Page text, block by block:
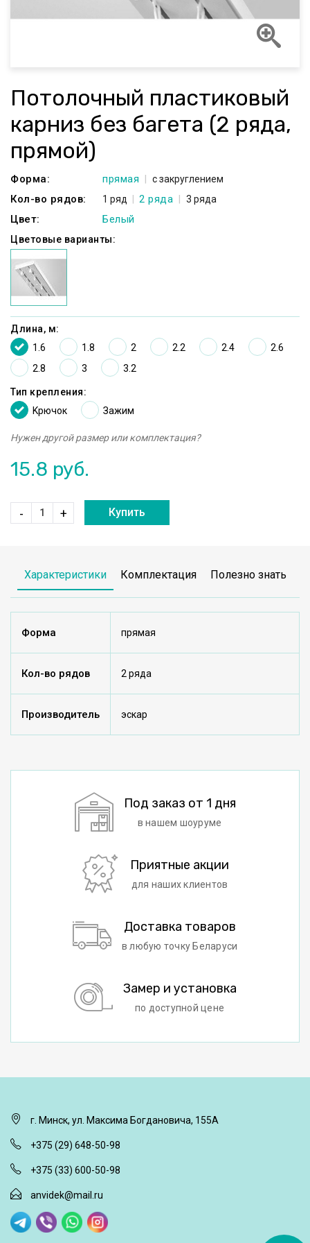
Потолочный пластиковый
карниз без багета (2 ряда,
прямой)
Форма: прямая с закруглением
Кол-во рядов: 1 ряд 2 ряда 3 ряда
Цвет: Белый
Цветовые варианты:
Длина, м:
1.6
1.8 2 2.2 2.4
2.6
2.8
3 3.2
Тип крепления:
Kрючок
Зажим
Нужен другой размер или комплектация?
15.8 руб.
- + Купить
Характеристики Комплектация Полезно знать
Форма прямая
Кол-во рядов 2 ряда
Производитель эскар
Под заказ от 1 дня
в нашем шоуруме
Приятные акции
для наших клиентов
Доставка товаров
в любую точку Беларуси
Замер и установка
по доступной цене
г. Минск, ул. Максима Богдановича, 155А
+375 (29) 648-50-98
+375 (33) 600-50-98
anvidek@mail.ru